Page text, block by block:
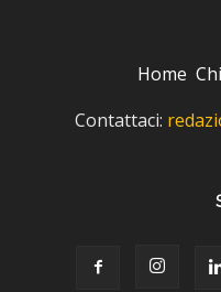
Home
Contattaci: